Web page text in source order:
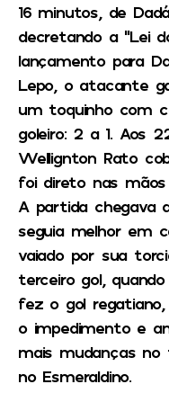
16 minutos, de
decretando a “Lei
lançamento para
Lepo, o atacante
um toquinho com
goleiro: 2 a 1. Aos
Wellignton Rato
foi direto nas mãos
A partida chegava
seguia melhor em
vaiado por sua
terceiro gol,
fez o gol
o impedimento e
mais mudanças
no Esmeraldino.